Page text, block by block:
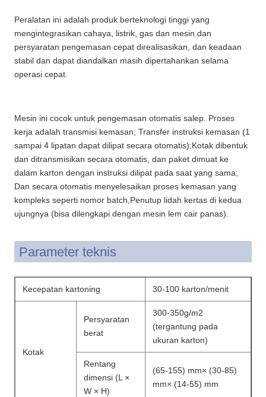
Peralatan ini adalah produk berteknologi tinggi yang
mengintegrasikan cahaya, listrik, gas dan mesin.dan
persyaratan pengemasan cepat direalisasikan, dan keadaan
stabil dan dapat diandalkan masih dipertahankan selama
operasi cepat.
Mesin ini cocok untuk pengemasan otomatis salep. Proses
kerja adalah transmisi kemasan; Transfer instruksi kemasan (1
sampai 4 lipatan dapat dilipat secara otomatis);Kotak dibentuk
dan ditransmisikan secara otomatis, dan paket dimuat ke
dalam karton dengan instruksi dilipat pada saat yang sama;
Dan secara otomatis menyelesaikan proses kemasan yang
kompleks seperti nomor batch,Penutup lidah kertas di kedua
ujungnya (bisa dilengkapi dengan mesin lem cair panas).
Parameter teknis
Kecepatan kartoning 30-100 karton/menit
Kotak
Persyaratan
berat
300-350g/m2
(tergantung pada
ukuran karton)
Rentang
dimensi (L ×
W × H)
(65-155) mm× (30-85)
mm× (14-55) mm